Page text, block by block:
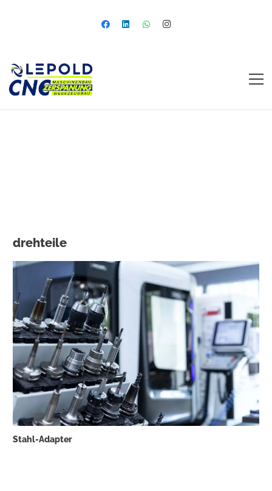
drehteile
Stahl-Adapter